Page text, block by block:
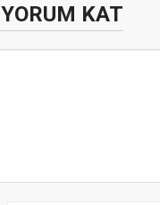
YORUM KAT